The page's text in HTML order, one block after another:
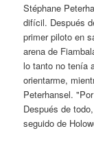
Stéphane
difícil. Después
primer piloto en
arena de
lo tanto no tenía
orientarme,
Peterhansel.
Después de
seguido de